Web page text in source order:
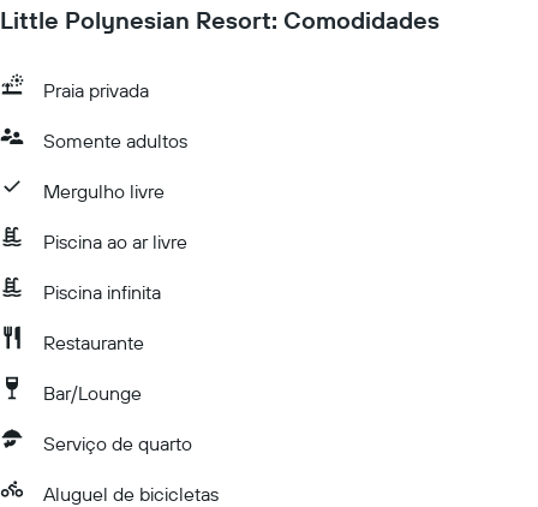
Little Polynesian Resort: Comodidades
Praia privada
Somente adultos
Mergulho livre
Piscina ao ar livre
Piscina infinita
Restaurante
Bar/Lounge
Serviço de quarto
Aluguel de bicicletas